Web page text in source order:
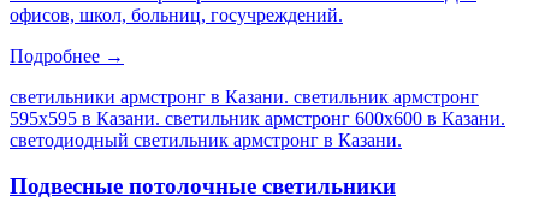
офисов, школ, больниц, госучреждений.
Подробнее →
светильники армстронг в Казани. светильник армстронг
595х595 в Казани. светильник армстронг 600х600 в Казани.
светодиодный светильник армстронг в Казани.
Подвесные потолочные светильники